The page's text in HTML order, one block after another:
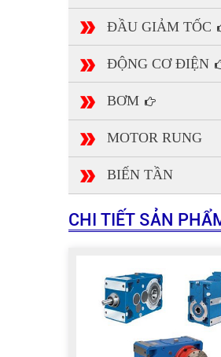
ĐẦU GIẢM TỐC
ĐỘNG CƠ ĐIỆN
BƠM
MOTOR RUNG
BIẾN TẦN
CHI TIẾT SẢN